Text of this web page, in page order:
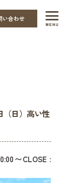
い合わせ
（日）高い性
〜CLOSE :